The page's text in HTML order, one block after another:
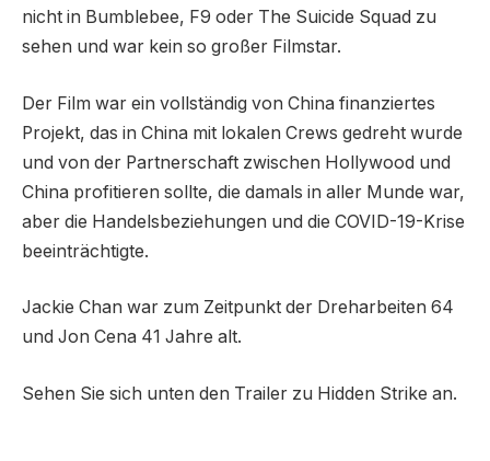
nicht in Bumblebee, F9 oder The Suicide Squad zu
sehen und war kein so großer Filmstar.
Der Film war ein vollständig von China finanziertes
Projekt, das in China mit lokalen Crews gedreht wurde
und von der Partnerschaft zwischen Hollywood und
China profitieren sollte, die damals in aller Munde war,
aber die Handelsbeziehungen und die COVID-19-Krise
beeinträchtigte.
Jackie Chan war zum Zeitpunkt der Dreharbeiten 64
und Jon Cena 41 Jahre alt.
Sehen Sie sich unten den Trailer zu Hidden Strike an.